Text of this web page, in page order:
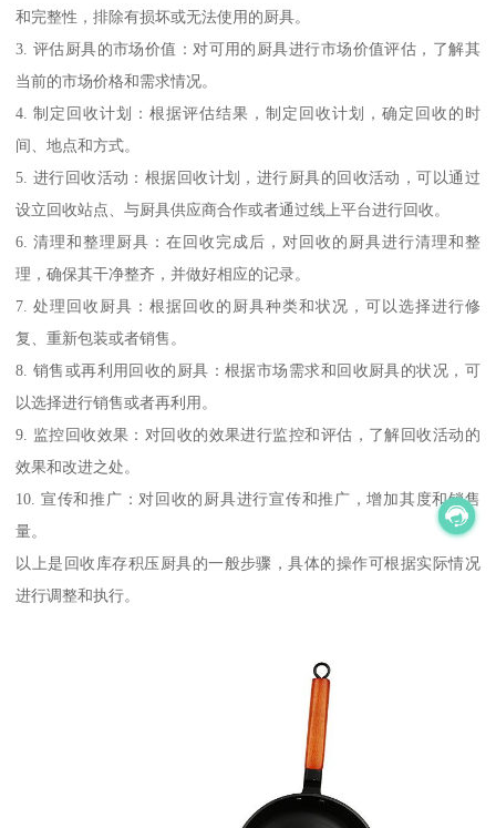
和完整性，排除有损坏或无法使用的厨具。
3. 评估厨具的市场价值：对可用的厨具进行市场价值评估，了解其
当前的市场价格和需求情况。
4. 制定回收计划：根据评估结果，制定回收计划，确定回收的时
间、地点和方式。
5. 进行回收活动：根据回收计划，进行厨具的回收活动，可以通过
设立回收站点、与厨具供应商合作或者通过线上平台进行回收。
6. 清理和整理厨具：在回收完成后，对回收的厨具进行清理和整
理，确保其干净整齐，并做好相应的记录。
7. 处理回收厨具：根据回收的厨具种类和状况，可以选择进行修
复、重新包装或者销售。
8. 销售或再利用回收的厨具：根据市场需求和回收厨具的状况，可
以选择进行销售或者再利用。
9. 监控回收效果：对回收的效果进行监控和评估，了解回收活动的
效果和改进之处。
10. 宣传和推广：对回收的厨具进行宣传和推广，增加其度和销售
量。
以上是回收库存积压厨具的一般步骤，具体的操作可根据实际情况
进行调整和执行。